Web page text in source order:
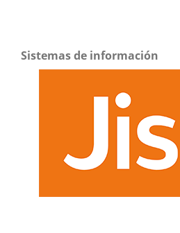
Sistemas de información